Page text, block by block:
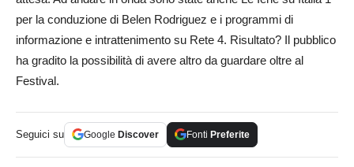
per la conduzione di Belen Rodriguez e i programmi di
informazione e intrattenimento su Rete 4. Risultato? Il pubblico
ha gradito la possibilità di avere altro da guardare oltre al
Festival.
Seguici su Google Discover Fonti Preferite